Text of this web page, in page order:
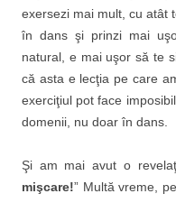
exersezi mai mult, cu atât
în dans şi prinzi mai
natural, e mai uşor să te
că asta e lecţia pe care
exerciţiul pot face
domenii, nu doar în dans.
Şi am mai avut o
mişcare!” Multă vreme,